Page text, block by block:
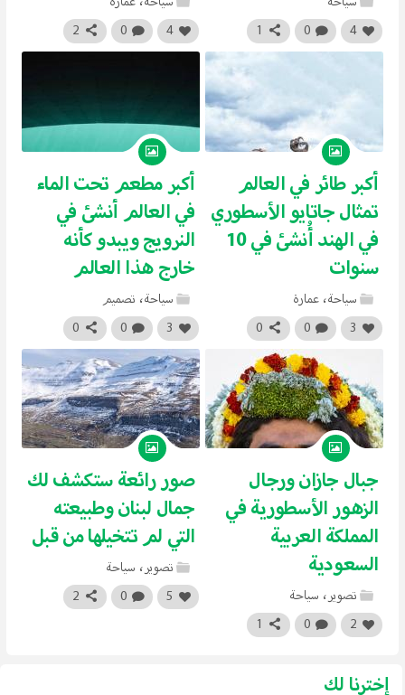
4
4
2
أكبر طائر في العالم
تمثال جاتايو الأسطوري
في الهند أُنشئ في 10
سنوات
سياحة، عمارة
3
0
أكبر مطعم تحت الماء
في العالم أنشئ في
النرويج ويبدو كأنه
خارج هذا العالم
سياحة، تصميم
3
0
جبال جازان ورجال
الزهور الأسطورية في
المملكة العربية
السعودية
تصوير، سياحة
2
صور رائعة ستكشف لك
جمال لبنان وطبيعته
التي لم تتخيلها من قبل
تصوير، سياحة
5
2
إخترنا لك